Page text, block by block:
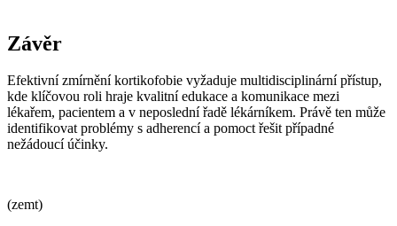
Závěr
Efektivní zmírnění kortikofobie vyžaduje multidisciplinární přístup,
kde klíčovou roli hraje kvalitní edukace a komunikace mezi
lékařem, pacientem a v neposlední řadě lékárníkem. Právě ten může
identifikovat problémy s adherencí a pomoct řešit případné
nežádoucí účinky.
(zemt)